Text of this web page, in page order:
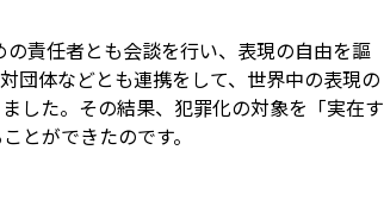
責任者とも会談を行い、表現の自由を謳
団体などとも連携をして、世界中の表現の
した。その結果、犯罪化の対象を「実在す
とができたのです。